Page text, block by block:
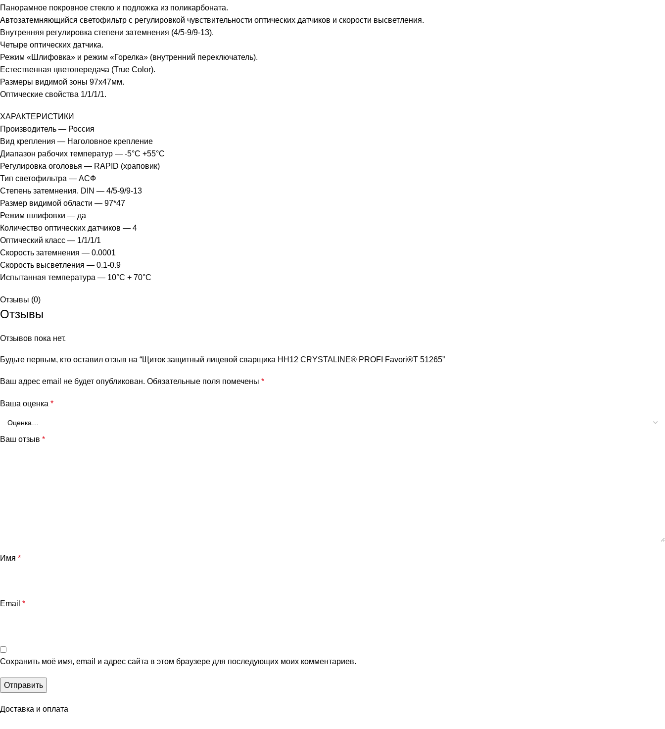
Панорамное покровное стекло и подложка из поликарбоната.
Автозатемняющийся светофильтр с регулировкой чувствительности оптических датчиков и скорости высветления.
Внутренняя регулировка степени затемнения (4/5-9/9-13).
Четыре оптических датчика.
Режим «Шлифовка» и режим «Горелка» (внутренний переключатель).
Естественная цветопередача (True Color).
Размеры видимой зоны 97х47мм.
Оптические свойства 1/1/1/1.
ХАРАКТЕРИСТИКИ
Производитель — Россия
Вид крепления — Наголовное крепление
Диапазон рабочих температур — -5°C +55°C
Регулировка оголовья — RAPID (храповик)
Тип светофильтра — АСФ
Степень затемнения. DIN — 4/5-9/9-13
Размер видимой области — 97*47
Режим шлифовки — да
Количество оптических датчиков — 4
Оптический класс — 1/1/1/1
Скорость затемнения — 0.0001
Скорость высветления — 0.1-0.9
Испытанная температура — 10°C + 70°C
Отзывы (0)
Отзывы
Отзывов пока нет.
Будьте первым, кто оставил отзыв на “Щиток защитный лицевой сварщика НН12 CRYSTALINE® PROFI Favori®T 51265”
Ваш адрес email не будет опубликован. Обязательные поля помечены *
Ваша оценка *
Ваш отзыв *
Имя *
Email *
Сохранить моё имя, email и адрес сайта в этом браузере для последующих моих комментариев.
Доставка и оплата